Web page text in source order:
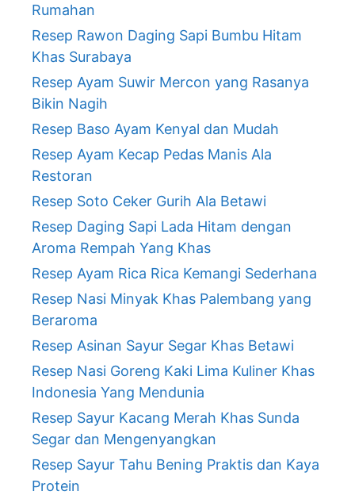
Rumahan
Resep Rawon Daging Sapi Bumbu Hitam
Khas Surabaya
Resep Ayam Suwir Mercon yang Rasanya
Bikin Nagih
Resep Baso Ayam Kenyal dan Mudah
Resep Ayam Kecap Pedas Manis Ala
Restoran
Resep Soto Ceker Gurih Ala Betawi
Resep Daging Sapi Lada Hitam dengan
Aroma Rempah Yang Khas
Resep Ayam Rica Rica Kemangi Sederhana
Resep Nasi Minyak Khas Palembang yang
Beraroma
Resep Asinan Sayur Segar Khas Betawi
Resep Nasi Goreng Kaki Lima Kuliner Khas
Indonesia Yang Mendunia
Resep Sayur Kacang Merah Khas Sunda
Segar dan Mengenyangkan
Resep Sayur Tahu Bening Praktis dan Kaya
Protein